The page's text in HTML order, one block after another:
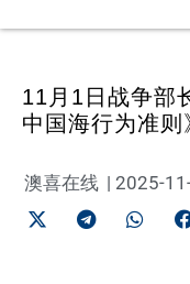
11月1日战争部
中国海行为准
澳喜在线 | 2025-